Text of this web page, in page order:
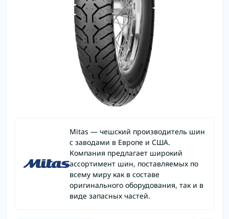
Mitas — чешский производитель шин
с заводами в Европе и США.
Компания предлагает широкий
ассортимент шин, поставляемых по
всему миру как в составе
оригинального оборудования, так и в
виде запасных частей.